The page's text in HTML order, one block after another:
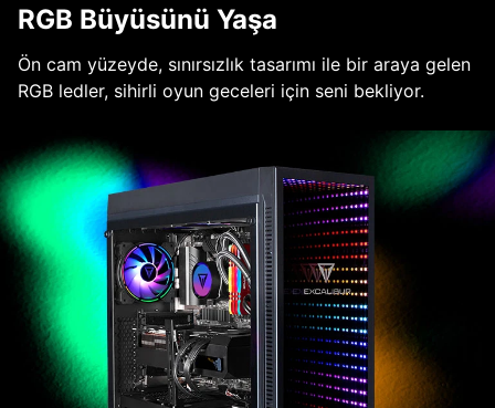
RGB Büyüsünü Yaşa
Ön cam yüzeyde, sınırsızlık tasarımı ile bir araya gelen
RGB ledler, sihirli oyun geceleri için seni bekliyor.